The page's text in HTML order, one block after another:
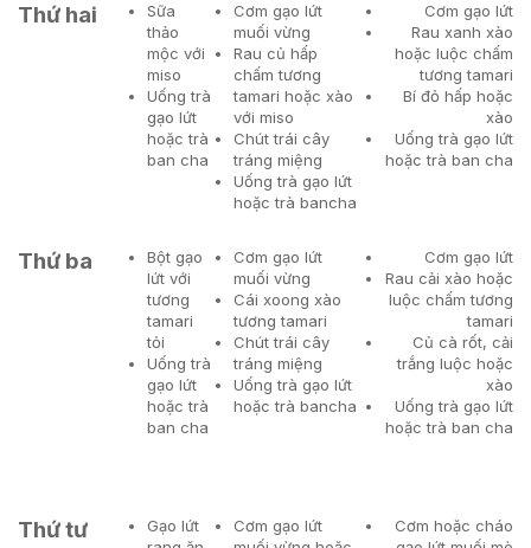
Thứ hai
Sữa
thảo
mộc với
miso
Uống trà
gạo lứt
hoặc trà
ban cha
Cơm gạo lứt
muối vừng
Rau củ hấp
chấm tương
tamari hoặc xào
với miso
Chút trái cây
tráng miệng
Uống trà gạo lứt
hoặc trà bancha
Cơm gạo lứt
Rau xanh xào
hoặc luộc chấm
tương tamari
Bí đỏ hấp hoặc
xào
Uống trà gạo lứt
hoặc trà ban cha
Thứ ba
Bột gạo
lứt với
tương
tamari
tỏi
Uống trà
gạo lứt
hoặc trà
ban cha
Cơm gạo lứt
muối vừng
Cái xoong xào
tương tamari
Chút trái cây
tráng miệng
Uống trà gạo lứt
hoặc trà bancha
Cơm gạo lứt
Rau cải xào hoặc
luộc chấm tương
tamari
Củ cà rốt, cải
trắng luộc hoặc
xào
Uống trà gạo lứt
hoặc trà ban cha
Thứ tư
Gạo lứt
Cơm gạo lứt
Cơm hoặc cháo